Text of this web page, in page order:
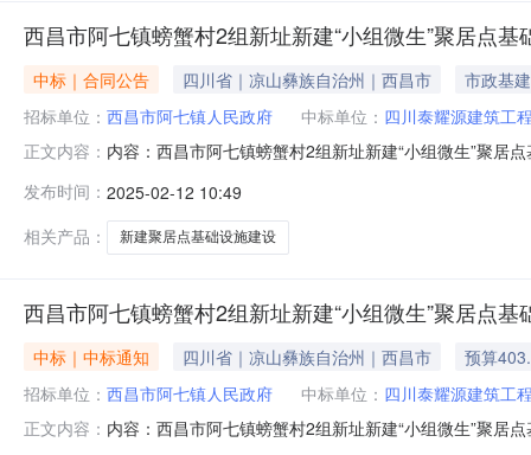
西昌市阿七镇螃蟹村2组新址新建“小组微生”聚居点基
中标｜合同公告 四川省｜凉山彝族自治州｜西昌市
市政基建
招标单位： 西昌市阿七镇人民政府 中标单位： 四川泰耀源建筑工
正文内容： 内容：西昌市阿七镇螃蟹村2组新址新建“小组微生”聚居
号14726645048承包人名称承包人地址承包人电话四川
价（其他
发布时间： 2025-02-12 10:49
相关产品：
新建聚居点基础设施建设
西昌市阿七镇螃蟹村2组新址新建“小组微生”聚居点基
中标｜中标通知 四川省｜凉山彝族自治州｜西昌市
预算
招标单位： 西昌市阿七镇人民政府 中标单位： 四川泰耀源建筑工
正文内容： 内容：西昌市阿七镇螃蟹村2组新址新建“小组微生”聚居